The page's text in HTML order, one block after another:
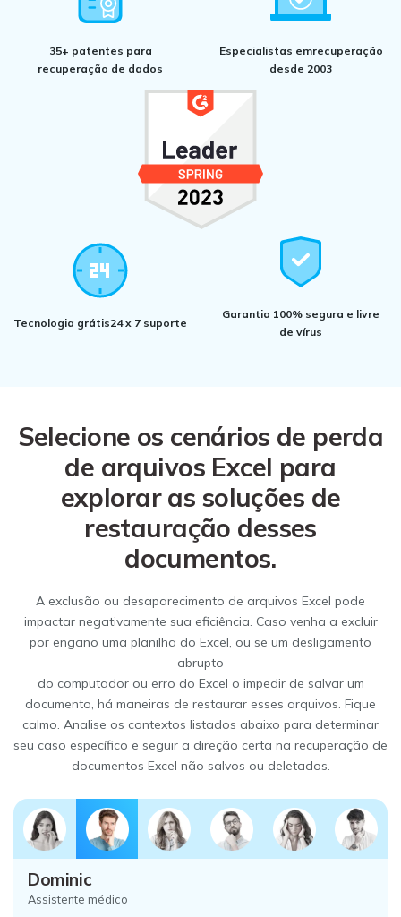
35+ patentes para
recuperação de dados
Especialistas emrecuperação
desde 2003
Tecnologia grátis24 x 7 suporte
Garantia 100% segura e livre
de vírus
Selecione os cenários de perda
de arquivos Excel para
explorar as soluções de
restauração desses
documentos.
A exclusão ou desaparecimento de arquivos Excel pode
impactar negativamente sua eficiência. Caso venha a excluir
por engano uma planilha do Excel, ou se um desligamento
abrupto
do computador ou erro do Excel o impedir de salvar um
documento, há maneiras de restaurar esses arquivos. Fique
calmo. Analise os contextos listados abaixo para determinar
seu caso específico e seguir a direção certa na recuperação de
documentos Excel não salvos ou deletados.
Dominic
Assistente médico